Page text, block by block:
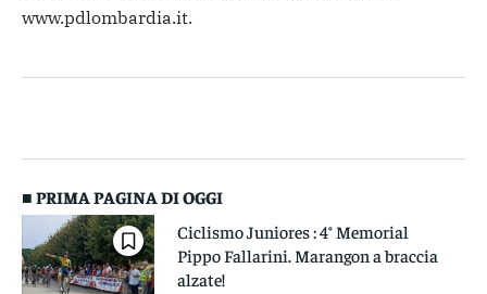
www.pdlombardia.it.
■ PRIMA PAGINA DI OGGI
Ciclismo Juniores : 4° Memorial
Pippo Fallarini. Marangon a braccia
alzate!